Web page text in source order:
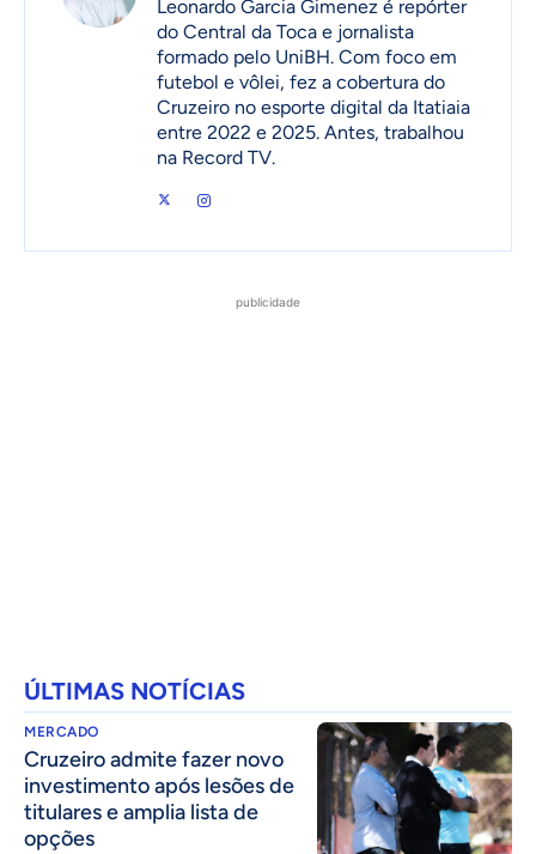
Leonardo Garcia Gimenez é repórter
do Central da Toca e jornalista
formado pelo UniBH. Com foco em
futebol e vôlei, fez a cobertura do
Cruzeiro no esporte digital da Itatiaia
entre 2022 e 2025. Antes, trabalhou
na Record TV.
publicidade
ÚLTIMAS NOTÍCIAS
MERCADO
Cruzeiro admite fazer novo
investimento após lesões de
titulares e amplia lista de
opções